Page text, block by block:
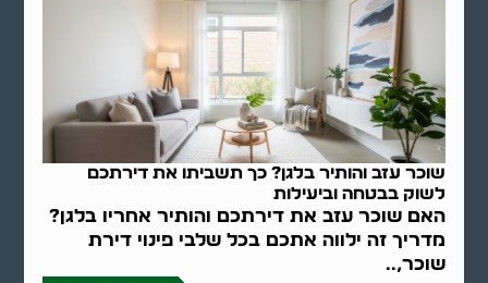
שוכר עזב והותיר בלגן? כך תשביתו את דירתכם
לשוק בבטחה וביעילות
האם שוכר עזב את דירתכם והותיר אחריו בלגן?
מדריך זה ילווה אתכם בכל שלבי פינוי דירת
שוכר,..